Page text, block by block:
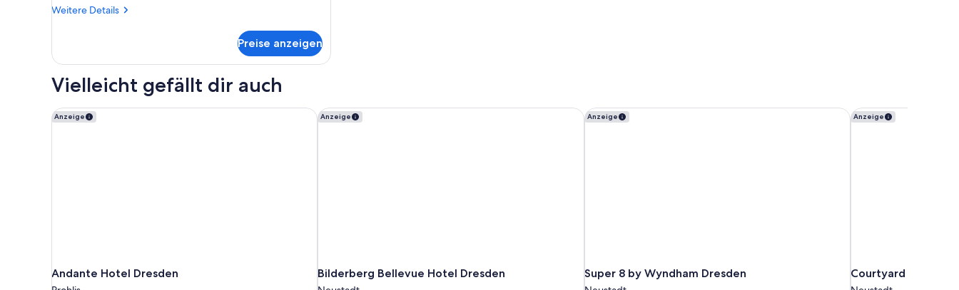
Weitere Details
Weitere
Preise anzeigen
Vielleicht gefällt dir auch
Anzeige
Andante Hotel Dresden
Andante Hotel Dresden Anzeige
Bilderberg Bellevue Hotel Dresden
Bilderberg Bellevue Hotel Dresden Anzeige
Super 8 by Wyndham Dresden
Super 8 by Wyndham Dresden Anzeige
Courtyard by
Courtyard by